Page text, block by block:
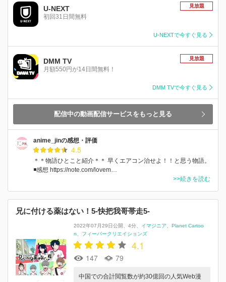
U-NEXT
初回31日間無料
見放題
U-NEXTで今すぐ見る
DMM TV
月額550円が14日間無料！
見放題
DMM TVで今すぐ見る
配信中の動画配信サービスをもっと見る
anime_jinの感想・評価
4.5
＊＊物語ひとこと紹介＊＊ 早くエアコン治せよ！！と思う物語。
◾️感想 https://note.com/lovem…
>>続きを読む
兄に付ける薬はない！5-快把我哥帯走5-
2022年07月29日公開 4分 イマジニア
Planet Cartoo
n
フィーバークリエイションズ
4.1
147 79
中国での合計閲覧数が約30億回の人気Web漫